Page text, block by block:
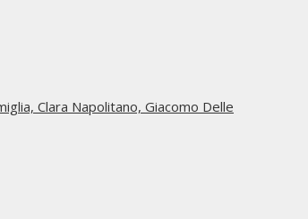
Clara Napolitano,Giacomo Delle